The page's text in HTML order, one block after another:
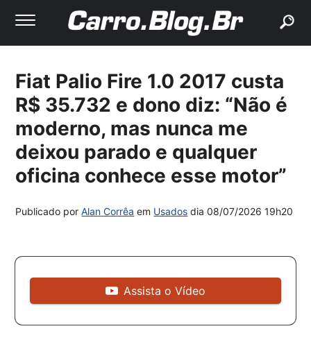
Fiat Palio Fire 1.0 2017 custa
R$ 35.732 e dono diz: “Não é
moderno, mas nunca me
deixou parado e qualquer
oficina conhece esse motor”
Publicado porAlan Corrêa em Usados dia08/07/2026 19h20
Assista o Vídeo